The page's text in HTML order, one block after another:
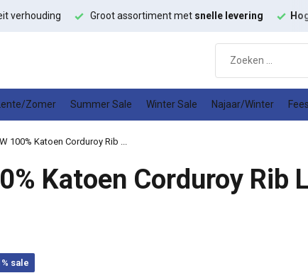
Groot assortiment metsnelle levering Hoge
Lente/Zomer Summer Sale Winter Sale Najaar/Winter
100% Katoen Corduroy Rib ...
Katoen Corduroy Rib
sale